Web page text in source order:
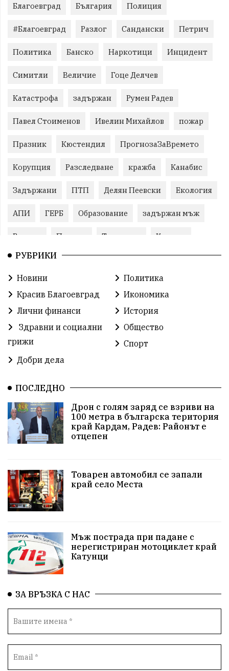
Благоевград България Полиция
#Благоевград Разлог Сандански Петрич
Политика Банско Наркотици Инцидент
Симитли Величие Гоце Делчев
Катастрофа задържан Румен Радев
Павел Стоименов Ивелин Михайлов пожар
Празник Кюстендил ПрогнозаЗаВремето
Корупция Разследване кражба Канабис
Задържани ПТП Делян Пеевски Екология
АПИ ГЕРБ Образование задържан мъж
Ремонт Пожари Традиции Култура
Илияна Йотова
Прокуратура Бойко Борисов
Методи Байкушев
Министерски съвет Избори Икономика
#Земеделие Красива България АМ Струма
Белица РСПБЗН
досъдебно производство Добро дело
Благотворителност
Репресии домашно насилие фолклор
Пътна безопасност ГДБОП
РУБРИКИ
Новини
Политика
Красив Благоевград
Икономика
Лични финанси
История
Здравни и социални
грижи
Общество
Спорт
Добри дела
ПОСЛЕДНО
Дрон с голям заряд се взриви на
100 метра в българска територия
край Кардам, Радев: Районът е
отцепен
Товарен автомобил се запали
край село Места
Мъж пострада при падане с
нерегистриран мотоциклет край
Катунци
ЗА ВРЪЗКА С НАС